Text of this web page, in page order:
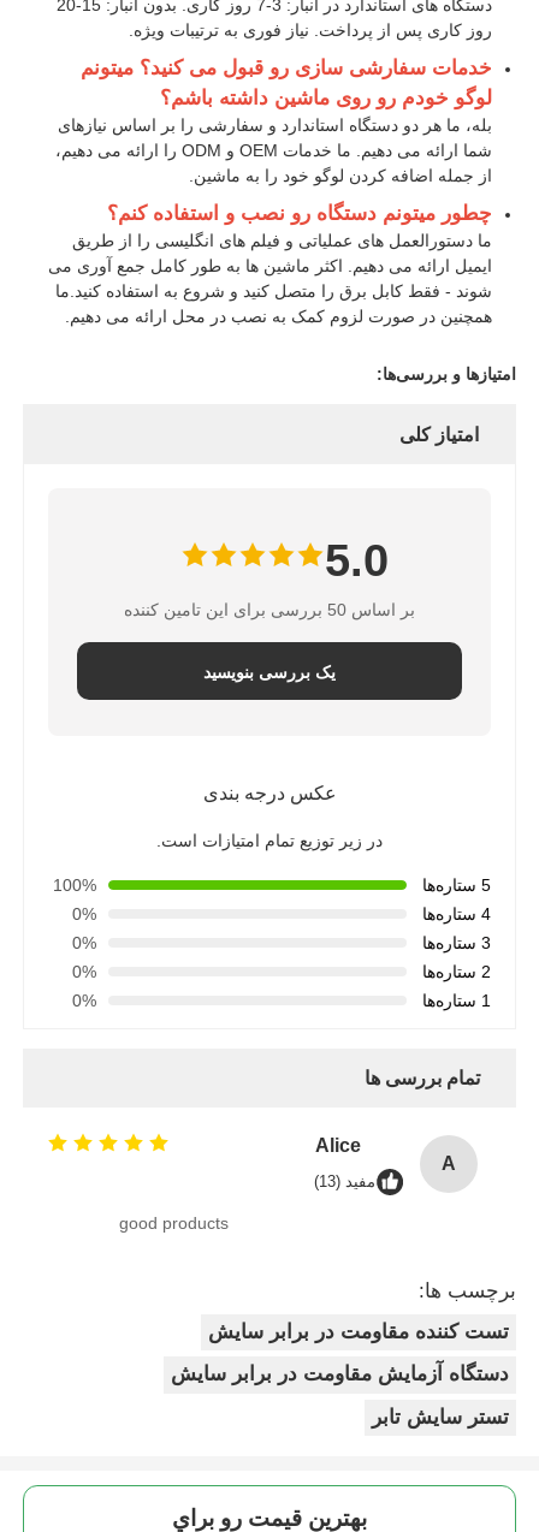
دستگاه های استاندارد در انبار: 3-7 روز کاری. بدون انبار: 15-20
روز کاری پس از پرداخت. نیاز فوری به ترتیبات ویژه.
خدمات سفارشی سازی رو قبول می کنید؟ میتونم
لوگو خودم رو روی ماشین داشته باشم؟
بله، ما هر دو دستگاه استاندارد و سفارشی را بر اساس نیازهای
شما ارائه می دهیم. ما خدمات OEM و ODM را ارائه می دهیم،
از جمله اضافه کردن لوگو خود را به ماشین.
چطور ميتونم دستگاه رو نصب و استفاده کنم؟
ما دستورالعمل های عملیاتی و فیلم های انگلیسی را از طریق
ایمیل ارائه می دهیم. اکثر ماشین ها به طور کامل جمع آوری می
شوند - فقط کابل برق را متصل کنید و شروع به استفاده کنید.ما
همچنین در صورت لزوم کمک به نصب در محل ارائه می دهیم.
امتیازها و بررسی‌ها:
امتیاز کلی
5.0
بر اساس 50 بررسی برای این تامین کننده
یک بررسی بنویسید
عکس درجه بندی
در زیر توزیع تمام امتیازات است.
5 ستاره‌ها
100%
4 ستاره‌ها
0%
3 ستاره‌ها
0%
2 ستاره‌ها
0%
1 ستاره‌ها
0%
تمام بررسی ها
A
Alice
مفید (13)
good products
برچسب ها:
تست کننده مقاومت در برابر سایش
دستگاه آزمایش مقاومت در برابر سایش
تستر سایش تابر
بهترين قيمت رو براي